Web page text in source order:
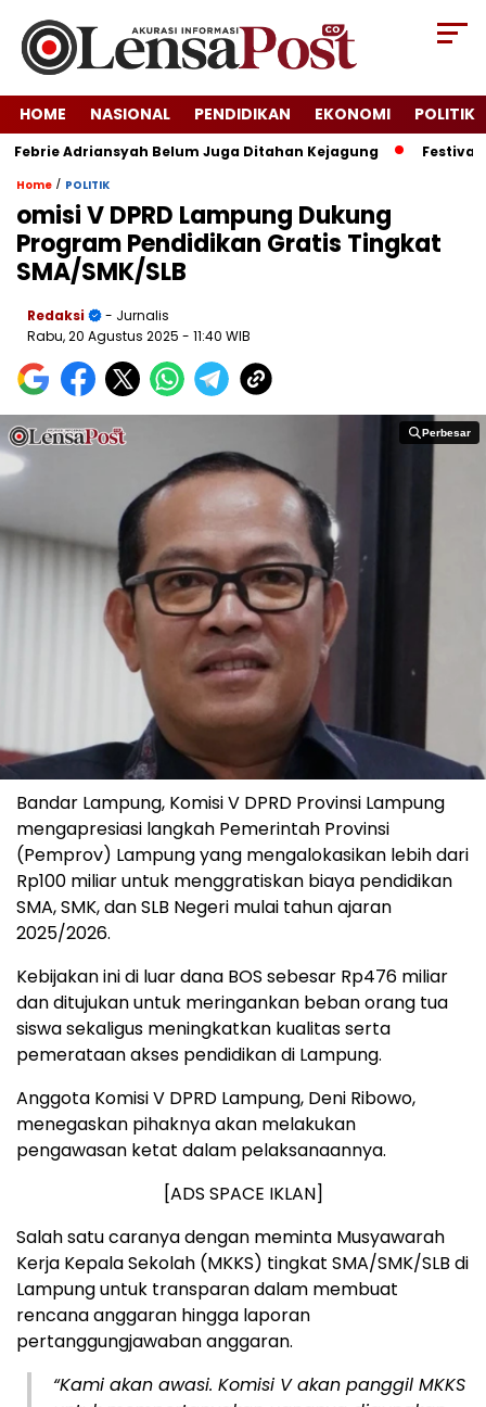
HOME NASIONAL PENDIDIKAN EKONOMI POLITIK
Adriansyah Belum Juga Ditahan Kejagung Festival
Home / POLITIK
omisi V DPRD Lampung Dukung
Program Pendidikan Gratis Tingkat
SMA/SMK/SLB
Redaksi
- Jurnalis
Rabu, 20 Agustus 2025 - 11:40 WIB
Perbesar
Perbesar
Bandar Lampung, Komisi V DPRD Provinsi Lampung
mengapresiasi langkah Pemerintah Provinsi
(Pemprov) Lampung yang mengalokasikan lebih dari
Rp100 miliar untuk menggratiskan biaya pendidikan
SMA, SMK, dan SLB Negeri mulai tahun ajaran
2025/2026.
Kebijakan ini di luar dana BOS sebesar Rp476 miliar
dan ditujukan untuk meringankan beban orang tua
siswa sekaligus meningkatkan kualitas serta
pemerataan akses pendidikan di Lampung.
Anggota Komisi V DPRD Lampung, Deni Ribowo,
menegaskan pihaknya akan melakukan
pengawasan ketat dalam pelaksanaannya.
[ADS SPACE IKLAN]
Salah satu caranya dengan meminta Musyawarah
Kerja Kepala Sekolah (MKKS) tingkat SMA/SMK/SLB di
Lampung untuk transparan dalam membuat
rencana anggaran hingga laporan
pertanggungjawaban anggaran.
“Kami akan awasi. Komisi V akan panggil MKKS